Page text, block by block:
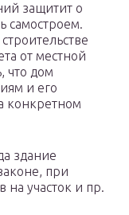
защитит о
самостроем.
от местной
что дом
и его
конкретном
здание
при
на участок и пр.